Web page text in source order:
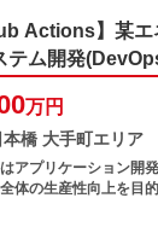
Actions】某
テム開発
万円
橋 大手町エリア
アプリケーション開
体の生産性向上を目